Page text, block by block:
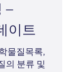
–
이트
물질목록,
의 분류 및